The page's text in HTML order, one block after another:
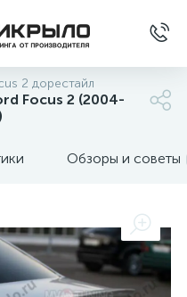
2 дорестайл
Focus 2 (2004-
Обзоры и советы